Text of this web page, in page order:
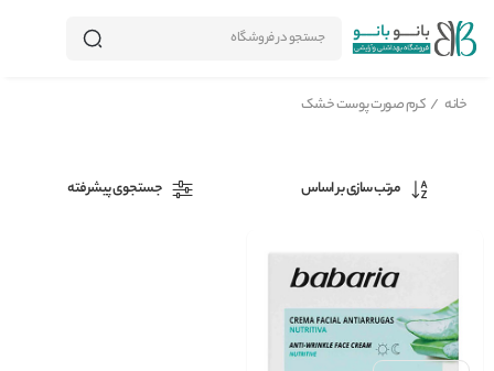
جستجو در فروشگاه
خانه / کرم صورت پوست خشک
مرتب سازی بر اساس جستجوی پیشرفته